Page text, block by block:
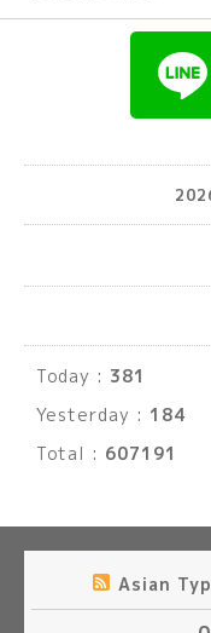
Today : 381
Yesterday : 184
Total : 607191
Asian